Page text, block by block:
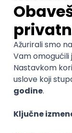
Smerovi
Ocene
Pomozi